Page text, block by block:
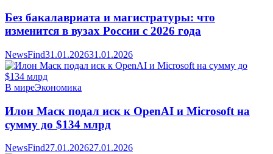
Без бакалавриата и магистратуры: что
изменится в вузах России с 2026 года
NewsFind31.01.202631.01.2026
В миреЭкономика
Илон Маск подал иск к OpenAI и Microsoft на
сумму до $134 млрд
NewsFind27.01.202627.01.2026